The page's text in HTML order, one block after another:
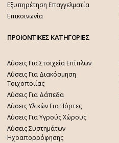
Εξυπηρέτηση Επαγγελματία
Επικοινωνία
ΠΡΟΙΟΝΤΙΚΕΣ ΚΑΤΗΓΟΡΙΕΣ
Λύσεις Για Στοιχεία Επίπλων
Λύσεις Για Διακόσμηση
Τοιχοποιίας
Λύσεις Για Δάπεδα
Λύσεις Υλικών Για Πόρτες
Λύσεις Για Υγρούς Χώρους
Λύσεις Συστημάτων
Ηχοαπορρόφησης